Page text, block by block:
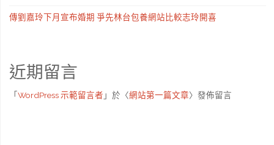
傳劉嘉玲下月宣布婚期 爭先林台包養網站比較志玲開喜
近期留言
「 WordPress 示範留言者 」於〈網站第一篇文章〉發佈留言